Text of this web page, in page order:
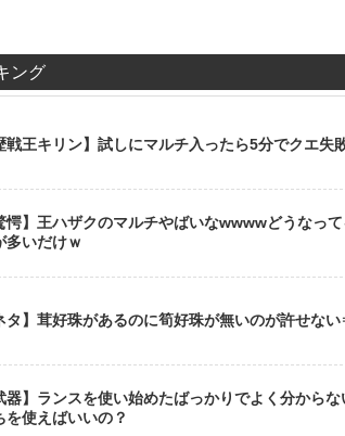
ング
戦王キリン】試しにマルチ入ったら5分でクエ失
愕】王ハザクのマルチやばいなwwwwどうなっ
多いだけｗ
タ】茸好珠があるのに筍好珠が無いのが許せな
器】ランスを使い始めたばっかりでよく分から
を使えばいいの？